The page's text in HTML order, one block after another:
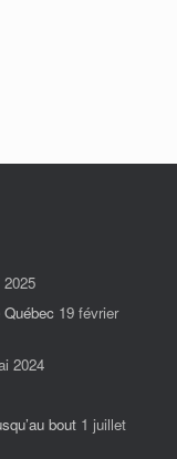
2025
19 février
2024
bout 1 juillet